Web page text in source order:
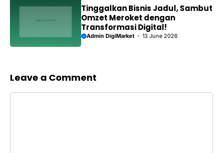
Tinggalkan Bisnis Jadul, Sambut
Omzet Meroket dengan
Transformasi Digital!
Admin DigiMarket 13 June 2026
Leave a Comment